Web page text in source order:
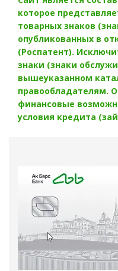
которое
товарных знаков
опубликованных в
(Роспатент).
знаки (знаки
вышеуказанном
правообладателям.
финансовые
условия кредита